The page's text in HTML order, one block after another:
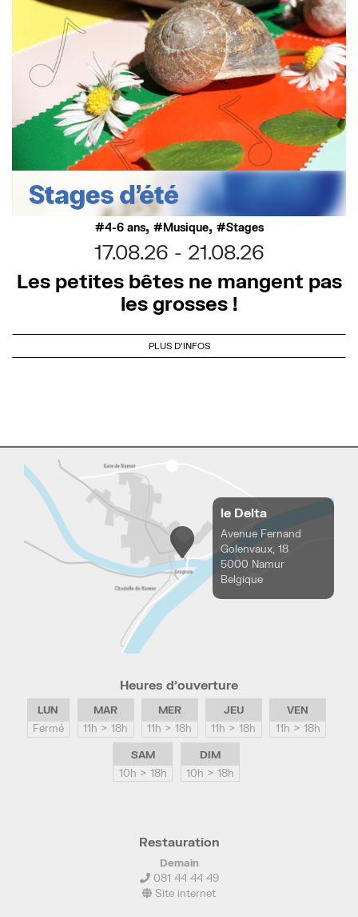
4-6 ans, Musique, Stages
17.08.26
21.08.26
Les petites bêtes ne mangent pas
les grosses !
PLUS D'INFOS
le Delta
Avenue Fernand
Golenvaux, 18
5000 Namur
Belgique
Heures d’ouverture
LUN
Fermé
MAR
11h > 18h
MER
11h > 18h
JEU
11h > 18h
VEN
11h > 18h
SAM
10h > 18h
DIM
10h > 18h
Restauration
Demain
081 44 44 49
Site internet